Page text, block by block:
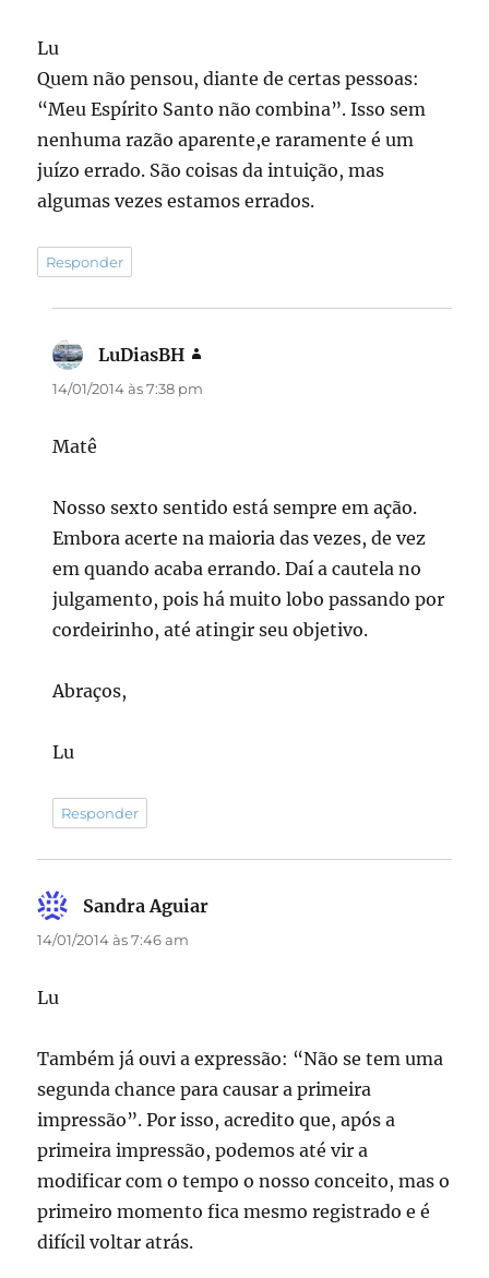
Lu
Quem não pensou, diante de certas pessoas:
“Meu Espírito Santo não combina”. Isso sem
nenhuma razão aparente,e raramente é um
juízo errado. São coisas da intuição, mas
algumas vezes estamos errados.
Responder
LuDiasBH
14/01/2014 às 7:38 pm
Matê
Nosso sexto sentido está sempre em ação.
Embora acerte na maioria das vezes, de vez
em quando acaba errando. Daí a cautela no
julgamento, pois há muito lobo passando por
cordeirinho, até atingir seu objetivo.
Abraços,
Lu
Responder
Sandra Aguiar
14/01/2014 às 7:46 am
Lu
Também já ouvi a expressão: “Não se tem uma
segunda chance para causar a primeira
impressão”. Por isso, acredito que, após a
primeira impressão, podemos até vir a
modificar com o tempo o nosso conceito, mas o
primeiro momento fica mesmo registrado e é
difícil voltar atrás.